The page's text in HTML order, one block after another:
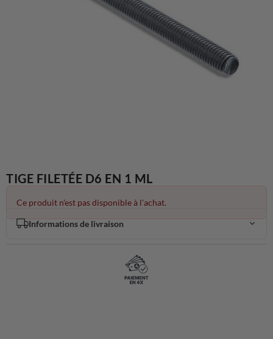
TIGE FILETÉE D6 EN 1 ML
Ce produit n'est pas disponible à l'achat.
Informations de livraison